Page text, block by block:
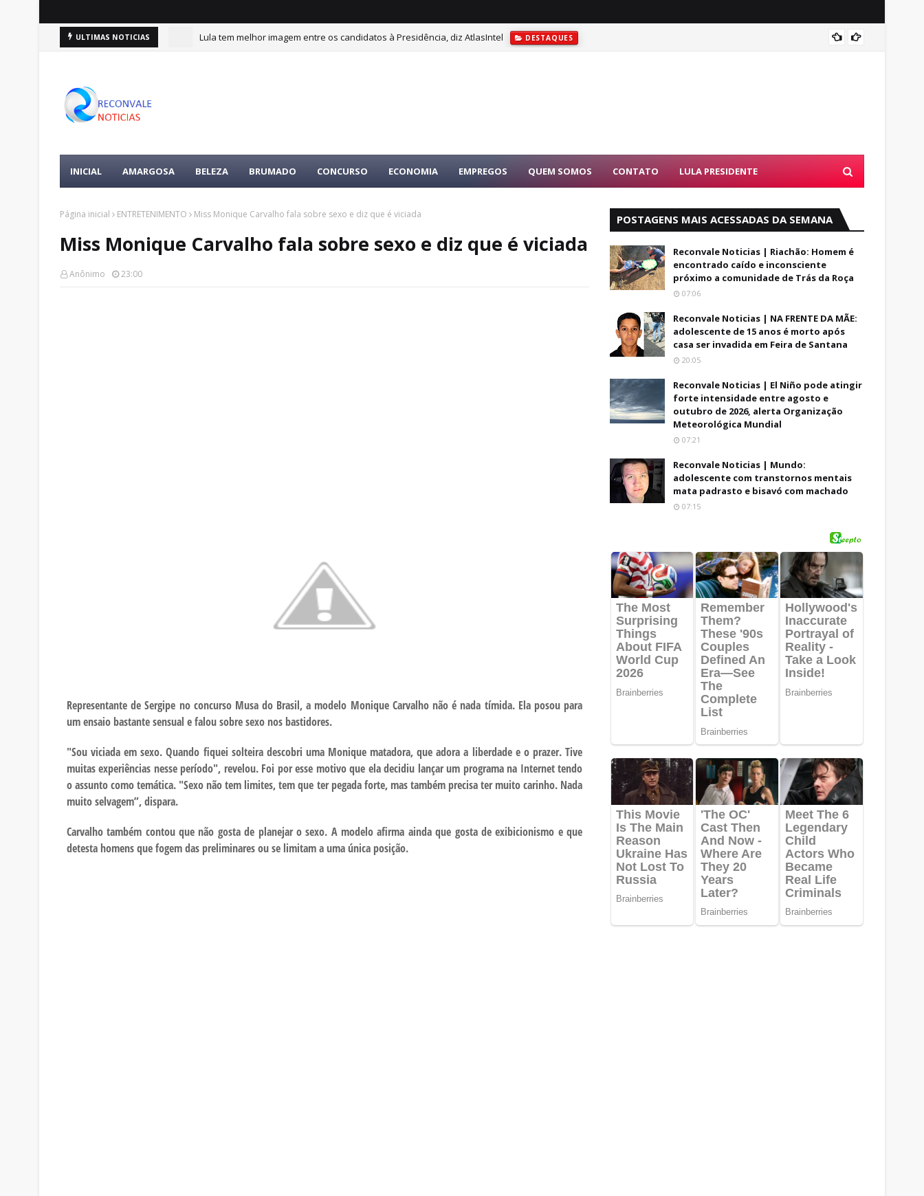
ULTIMAS NOTICIAS Lula tem melhor imagem entre os candidatos à Presidência, diz AtlasIntel DESTAQUES
INICIAL AMARGOSA BELEZA BRUMADO CONCURSO ECONOMIA EMPREGOS QUEM SOMOS CONTATO LULA PRESIDENTE
Página inicial ENTRETENIMENTO Miss Monique Carvalho fala sobre sexo e diz que é viciada
Miss Monique Carvalho fala sobre sexo e diz que é viciada
Anônimo 23:00
Representante de Sergipe no concurso Musa do Brasil, a modelo Monique Carvalho não é nada tímida. Ela posou para
um ensaio bastante sensual e falou sobre sexo nos bastidores.
"Sou viciada em sexo. Quando fiquei solteira descobri uma Monique matadora, que adora a liberdade e o prazer. Tive
muitas experiências nesse período", revelou. Foi por esse motivo que ela decidiu lançar um programa na Internet tendo
o assunto como temática. "Sexo não tem limites, tem que ter pegada forte, mas também precisa ter muito carinho. Nada
muito selvagem”, dispara.
Carvalho também contou que não gosta de planejar o sexo. A modelo afirma ainda que gosta de exibicionismo e que
detesta homens que fogem das preliminares ou se limitam a uma única posição.
POSTAGENS MAIS ACESSADAS DA SEMANA
Reconvale Noticias | Riachão: Homem é
encontrado caído e inconsciente
próximo a comunidade de Trás da Roça
07:06
Reconvale Noticias | NA FRENTE DA MÃE:
adolescente de 15 anos é morto após
casa ser invadida em Feira de Santana
20:05
Reconvale Noticias | El Niño pode atingir
forte intensidade entre agosto e
outubro de 2026, alerta Organização
Meteorológica Mundial
07:21
Reconvale Noticias | Mundo:
adolescente com transtornos mentais
mata padrasto e bisavó com machado
07:15